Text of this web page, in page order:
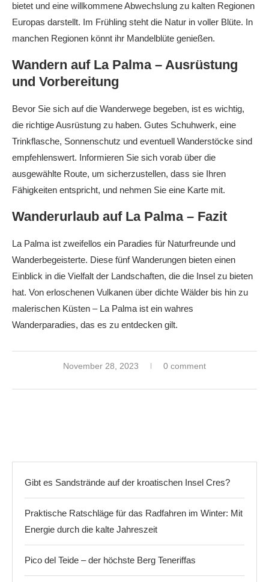
bietet und eine willkommene Abwechslung zu kalten Regionen
Europas darstellt. Im Frühling steht die Natur in voller Blüte. In
manchen Regionen könnt ihr Mandelblüte genießen.
Wandern auf La Palma – Ausrüstung
und Vorbereitung
Bevor Sie sich auf die Wanderwege begeben, ist es wichtig,
die richtige Ausrüstung zu haben. Gutes Schuhwerk, eine
Trinkflasche, Sonnenschutz und eventuell Wanderstöcke sind
empfehlenswert. Informieren Sie sich vorab über die
ausgewählte Route, um sicherzustellen, dass sie Ihren
Fähigkeiten entspricht, und nehmen Sie eine Karte mit.
Wanderurlaub auf La Palma – Fazit
La Palma ist zweifellos ein Paradies für Naturfreunde und
Wanderbegeisterte. Diese fünf Wanderungen bieten einen
Einblick in die Vielfalt der Landschaften, die die Insel zu bieten
hat. Von erloschenen Vulkanen über dichte Wälder bis hin zu
malerischen Küsten – La Palma ist ein wahres
Wanderparadies, das es zu entdecken gilt.
November 28, 2023 0 comment
Gibt es Sandstrände auf der kroatischen Insel Cres?
Praktische Ratschläge für das Radfahren im Winter: Mit
Energie durch die kalte Jahreszeit
Pico del Teide – der höchste Berg Teneriffas